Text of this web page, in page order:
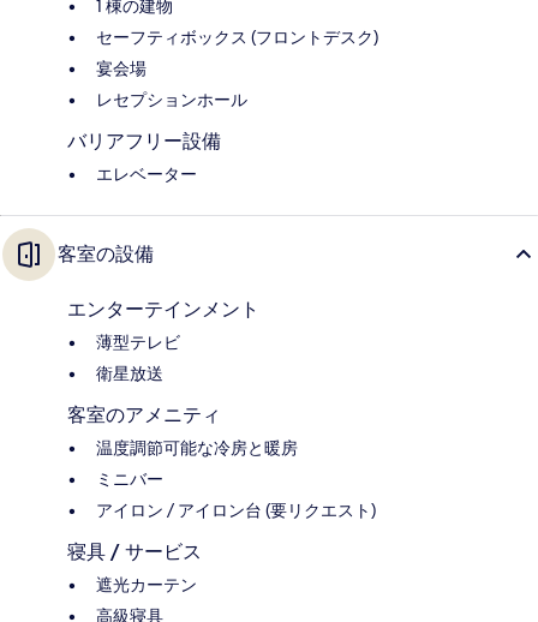
1 棟の建物
セーフティボックス (フロントデスク)
宴会場
レセプションホール
バリアフリー設備
エレベーター
客室の設備
エンターテインメント
薄型テレビ
衛星放送
客室のアメニティ
温度調節可能な冷房と暖房
ミニバー
アイロン / アイロン台 (要リクエスト)
寝具 / サービス
遮光カーテン
高級寝具